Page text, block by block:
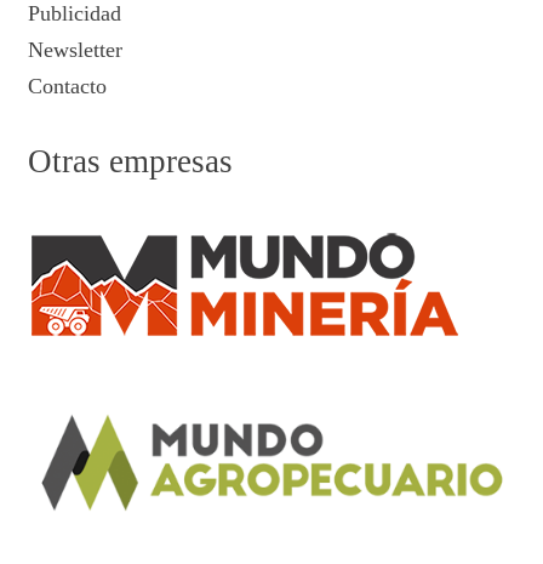
Publicidad
Newsletter
Contacto
Otras empresas